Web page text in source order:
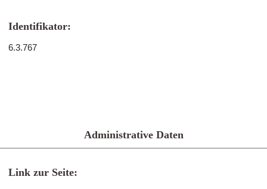
Identifikator:
6.3.767
Administrative Daten
Link zur Seite: